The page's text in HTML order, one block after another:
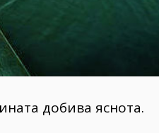
добива яснота.